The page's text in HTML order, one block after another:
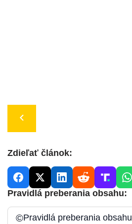
Zdieľať článok:
Pravidlá preberania obsahu:
©Pravidlá preberania obsahu